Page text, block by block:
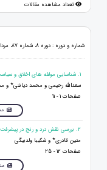
تعداد مشاهده مقالات
شماره و دوره : دوره 8، شماره 87، مرداد 1404، صفحات 1 - 111
1. شناسایی مولفه های اخلاق و سیاست بخش اساطیری شاهنامه فردوسی و ایلیاد و ادیسه هومر
سعدالله رحیمی و محمد دیانتی* و
صفحات 1 - 11
2. بررسی نقش درد و رنج در پیشرفت آدمی از دیدگاه مولانا
متین قادری* و شکیبا ولدبیگی
صفحات 12 - 25